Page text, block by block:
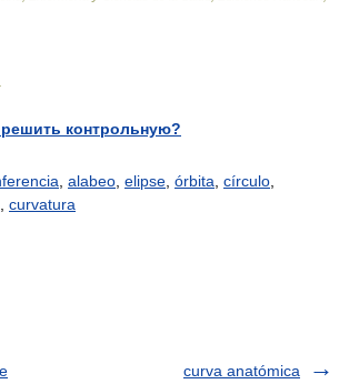
контрольную?
alabeo elipse órbita círculo
curvatura
curva anatómica